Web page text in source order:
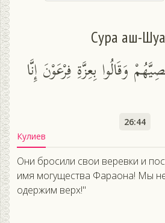
Сура аш-
وَقَالُوا بِعِزَّةِ فِرْعَوْنَ إِنَّا
26:44
Кулиев
Они бросили свои веревки и
имя могущества Фараона! Мы
одержим верх!"